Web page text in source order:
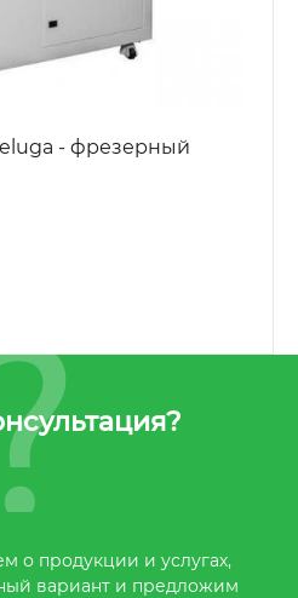
- фрезерный
о продукции и услугах,
вариант и предложим